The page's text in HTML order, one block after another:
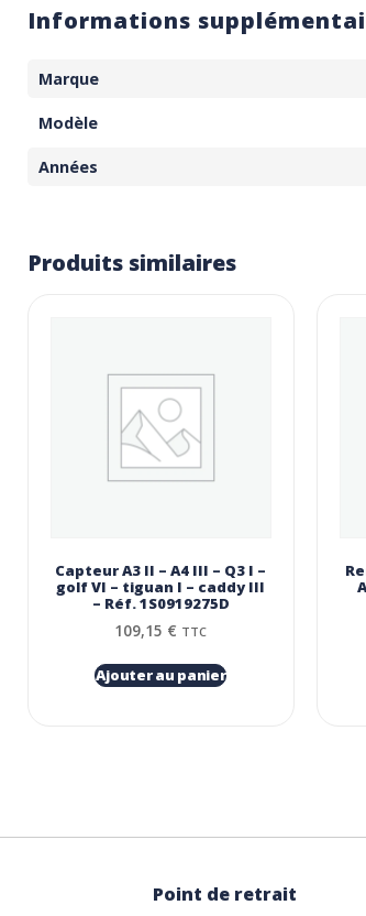
Informations
Marque
Modèle
Années
Produits similaires
Capteur A3 II – A4 III – Q3 I –
golf VI – tiguan I – caddy III
– Réf. 1S0919275D
109,15 € TTC
Ajouter au panier
Point de retrait